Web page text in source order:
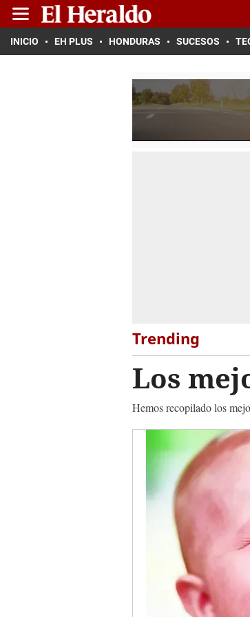
INICIO EH PLUS HONDURAS SUCESOS
Trending
Los
Hemos recopilado los